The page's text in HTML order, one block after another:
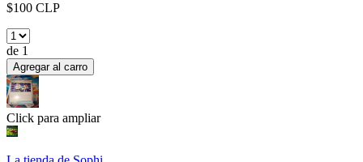
$100 CLP
de 1
Agregar al carro
Click para ampliar